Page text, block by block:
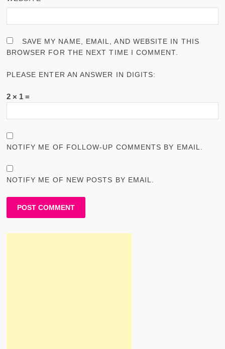
SAVE MY NAME, EMAIL, AND WEBSITE IN THIS
BROWSER FOR THE NEXT TIME I COMMENT.
PLEASE ENTER AN ANSWER IN DIGITS:
2 × 1 =
NOTIFY ME OF FOLLOW-UP COMMENTS BY EMAIL.
NOTIFY ME OF NEW POSTS BY EMAIL.